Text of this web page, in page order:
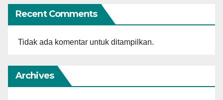
Recent Comments
Tidak ada komentar untuk ditampilkan.
Archives